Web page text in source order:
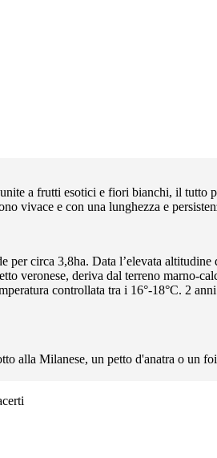
a frutti esotici e fiori bianchi, il tutto
vivace e con una lunghezza e
circa 3,8ha. Data l’elevata
veronese, deriva dal terreno marno-
controllata tra i 16°-18°C. 2
alla Milanese, un petto d'anatra o un